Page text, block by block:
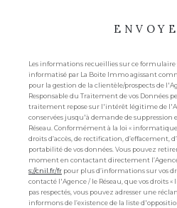
Les informations recueillies sur ce
informatisé par La Boite Immo agissant
pour la gestion de la clientèle/prospects de
Responsable du Traitement de vos Données
traitement repose sur l'intérêt légitime de
conservées jusqu'à demande de suppression
Réseau. Conformément à la loi « informatique
droits d’accès, de rectification, d’effacement,
portabilité de vos données. Vous pouvez
moment en contactant directement l’Agence
s://cnil.fr/fr pour plus d’informations sur vos
contacté l'Agence / le Réseau, que vos droits
pas respectés, vous pouvez adresser une
informons de l’existence de la liste